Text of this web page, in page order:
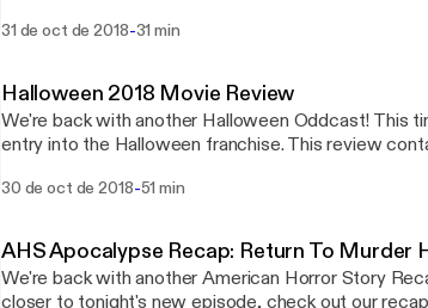
31 de oct de 2018-31 min
Halloween 2018 Movie Review
We're back with another Halloween Oddcast! This
entry into the Halloween franchise. This review
30 de oct de 2018-51 min
AHS Apocalypse Recap: Return To Murder
We're back with another American Horror Story
closer to tonight's new episode, check out our